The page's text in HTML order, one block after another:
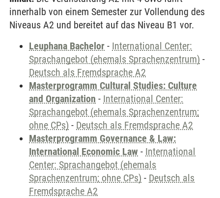
innerhalb von einem Semester zur Vollendung des
Niveaus A2 und bereitet auf das Niveau B1 vor.
Leuphana Bachelor - International Center:
Sprachangebot (ehemals Sprachenzentrum) -
Deutsch als Fremdsprache A2
Masterprogramm Cultural Studies: Culture
and Organization - International Center:
Sprachangebot (ehemals Sprachenzentrum;
ohne CPs) - Deutsch als Fremdsprache A2
Masterprogramm Governance & Law:
International Economic Law - International
Center: Sprachangebot (ehemals
Sprachenzentrum; ohne CPs) - Deutsch als
Fremdsprache A2